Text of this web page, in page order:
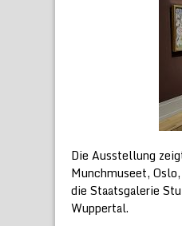
Die Ausstellung
Munchmuseet,
die Staatsgalerie
Wuppertal.